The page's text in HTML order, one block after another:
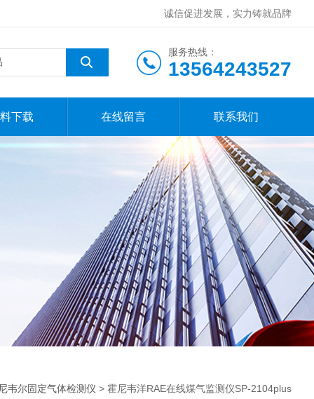
诚信促进发展，实力铸就品牌
服务热线：
13564243527
下载 在线留言 联系我们
韦尔固定气体检测仪 > 霍尼韦洋RAE在线煤气监测仪SP-2104plus